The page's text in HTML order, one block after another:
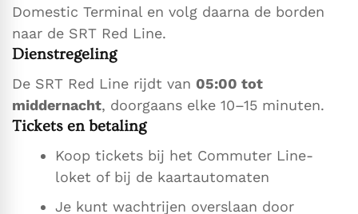
Domestic Terminal en volg daarna de borden
naar de SRT Red Line.
Dienstregeling
De SRT Red Line rijdt van 05:00 tot
middernacht, doorgaans elke 10–15 minuten.
Tickets en betaling
Koop tickets bij het Commuter Line-
loket of bij de kaartautomaten
Je kunt wachtrijen overslaan door